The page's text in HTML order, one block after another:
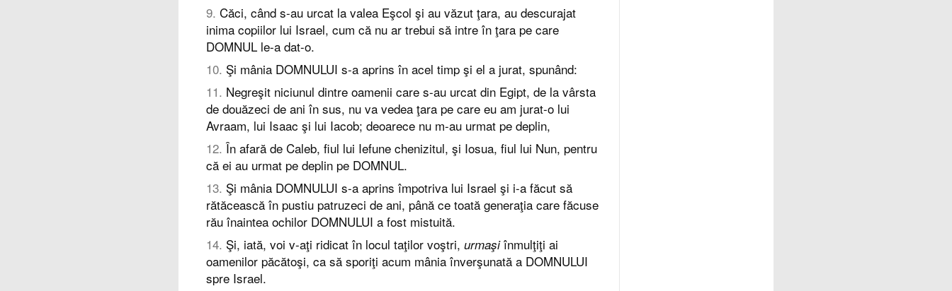
9. Căci, când s-au urcat la valea Eşcol şi au văzut ţara, au descurajat
inima copiilor lui Israel, cum că nu ar trebui să intre în ţara pe care
DOMNUL le-a dat-o.
10. Şi mânia DOMNULUI s-a aprins în acel timp şi el a jurat, spunând:
11. Negreşit niciunul dintre oamenii care s-au urcat din Egipt, de la vârsta
de douăzeci de ani în sus, nu va vedea ţara pe care eu am jurat-o lui
Avraam, lui Isaac şi lui Iacob; deoarece nu m-au urmat pe deplin,
12. În afară de Caleb, fiul lui Iefune chenizitul, şi Iosua, fiul lui Nun, pentru
că ei au urmat pe deplin pe DOMNUL.
13. Şi mânia DOMNULUI s-a aprins împotriva lui Israel şi i-a făcut să
rătăcească în pustiu patruzeci de ani, până ce toată generaţia care făcuse
rău înaintea ochilor DOMNULUI a fost mistuită.
14. Şi, iată, voi v-aţi ridicat în locul taţilor voştri, urmaşiînmulţiţi ai
oamenilor păcătoşi, ca să sporiţi acum mânia înverşunată a DOMNULUI
spre Israel.